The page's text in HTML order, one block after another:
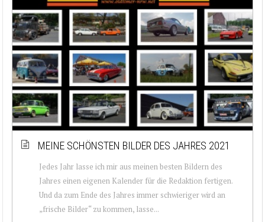
MEINE SCHÖNSTEN BILDER DES JAHRES 2021
Jedes Jahr lasse ich mir aus meinen besten Bildern des
Jahres einen eigenen Kalender für die Redaktion fertigen.
Und da zum Ende des Jahres immer schwieriger wird an
„frische Bilder“ zu kommen, lasse...